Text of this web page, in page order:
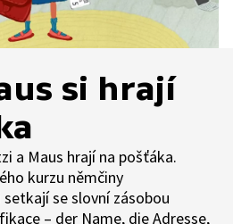
si hrají
a Maus hrají na pošťáka.
kurzu němčiny
se slovní zásobou
– der Name, die Adresse,